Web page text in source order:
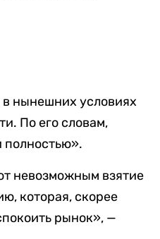
в нынешних условиях
По его словам,
полностью».
невозможным взятие
которая, скорее
рынок», —